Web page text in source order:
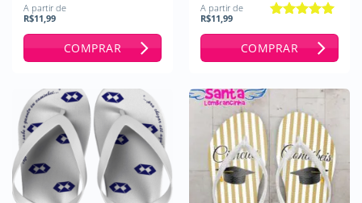
A partir de
R$11,99
COMPRAR
A partir de
R$11,99
COMPRAR